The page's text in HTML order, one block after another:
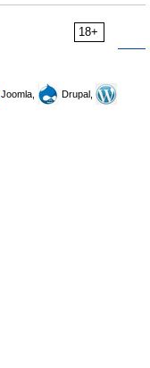
18+
Joomla,
Drupal,